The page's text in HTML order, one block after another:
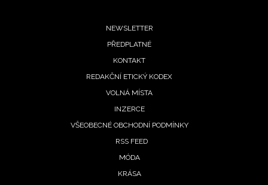
NEWSLETTER
PŘEDPLATNÉ
KONTAKT
REDAKČNÍ ETICKÝ KODEX
VOLNÁ MÍSTA
INZERCE
VŠEOBECNÉ OBCHODNÍ PODMÍNKY
RSS FEED
MÓDA
KRÁSA